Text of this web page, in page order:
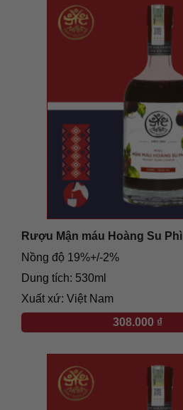
Nồng độ 19%+/-2%
Dung tích: 530ml
Xuất xứ: Việt Nam
Rượu Mận máu Hoàng Su Phì
308.000 ₫